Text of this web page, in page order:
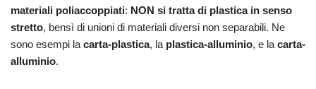
materiali poliaccoppiati: NON si tratta di plastica in senso
stretto, bensì di unioni di materiali diversi non separabili. Ne
sono esempi la carta-plastica, la plastica-alluminio, e la carta-
alluminio.